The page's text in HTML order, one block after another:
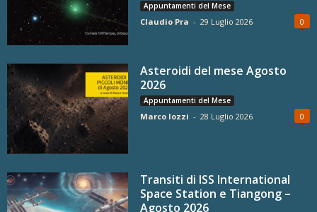
Appuntamenti del Mese
Claudio Pra - 29 Luglio 2026 0
Asteroidi del mese Agosto
2026
Appuntamenti del Mese
Marco Iozzi - 28 Luglio 2026 0
Transiti di ISS International
Space Station e Tiangong –
Agosto 2026